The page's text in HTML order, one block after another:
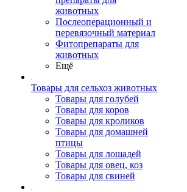
животных
Послеоперационный и
перевязочный материал
Фитопрепараты для
животных
Ещё
Товары для сельхоз животных
Товары для голубей
Товары для коров
Товары для кроликов
Товары для домашней
птицы
Товары для лошадей
Товары для овец, коз
Товары для свиней